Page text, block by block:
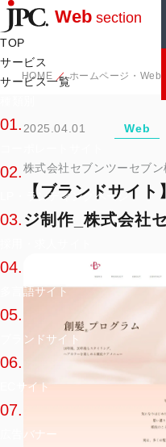
Web section
TOP
サービス
サービス一覧
01.
02.
LP・ランディングページ
03.
04.
多言語サイト
05.
ブランドサイト
06.
ECサイト
07.
広告バナー
HOME ホームページ・Web
2025.04.01 Web
株式会社セブンツーセブン
【ブランドサイ
ジ制作_株式会社